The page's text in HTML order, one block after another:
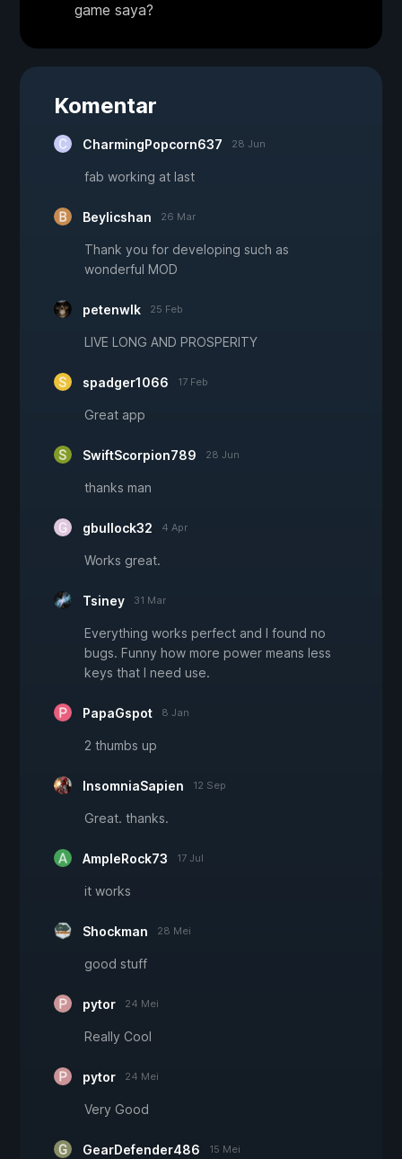
game saya?
Komentar
CharmingPopcorn637 28 Jun
fab working at last
Beylicshan 26 Mar
Thank you for developing such as
wonderful MOD
petenwlk 25 Feb
LIVE LONG AND PROSPERITY
spadger1066 17 Feb
Great app
SwiftScorpion789 28 Jun
thanks man
gbullock32 4 Apr
Works great.
Tsiney 31 Mar
Everything works perfect and I found no
bugs. Funny how more power means less
keys that I need use.
PapaGspot 8 Jan
2 thumbs up
InsomniaSapien 12 Sep
Great. thanks.
AmpleRock73 17 Jul
it works
Shockman 28 Mei
good stuff
pytor 24 Mei
Really Cool
pytor 24 Mei
Very Good
GearDefender486 15 Mei